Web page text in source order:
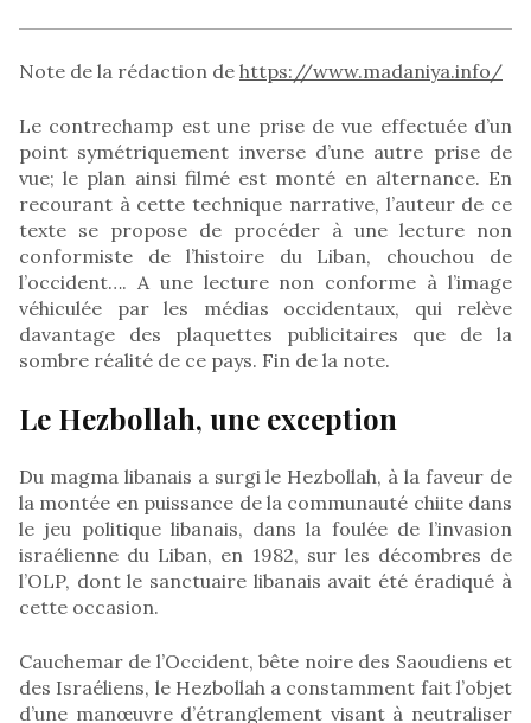
Note de la rédaction de https://www.madaniya.info/
Le contrechamp est une prise de vue effectuée d’un
point symétriquement inverse d’une autre prise de
vue; le plan ainsi filmé est monté en alternance. En
recourant à cette technique narrative, l’auteur de ce
texte se propose de procéder à une lecture non
conformiste de l’histoire du Liban, chouchou de
l’occident…. A une lecture non conforme à l’image
véhiculée par les médias occidentaux, qui relève
davantage des plaquettes publicitaires que de la
sombre réalité de ce pays. Fin de la note.
Le Hezbollah, une exception
Du magma libanais a surgi le Hezbollah, à la faveur de
la montée en puissance de la communauté chiite dans
le jeu politique libanais, dans la foulée de l’invasion
israélienne du Liban, en 1982, sur les décombres de
l’OLP, dont le sanctuaire libanais avait été éradiqué à
cette occasion.
Cauchemar de l’Occident, bête noire des Saoudiens et
des Israéliens, le Hezbollah a constamment fait l’objet
d’une manœuvre d’étranglement visant à neutraliser